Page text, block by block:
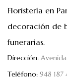
Floristería en
decoración de
funerarias.
Dirección: Avenida
Teléfono: 948 187